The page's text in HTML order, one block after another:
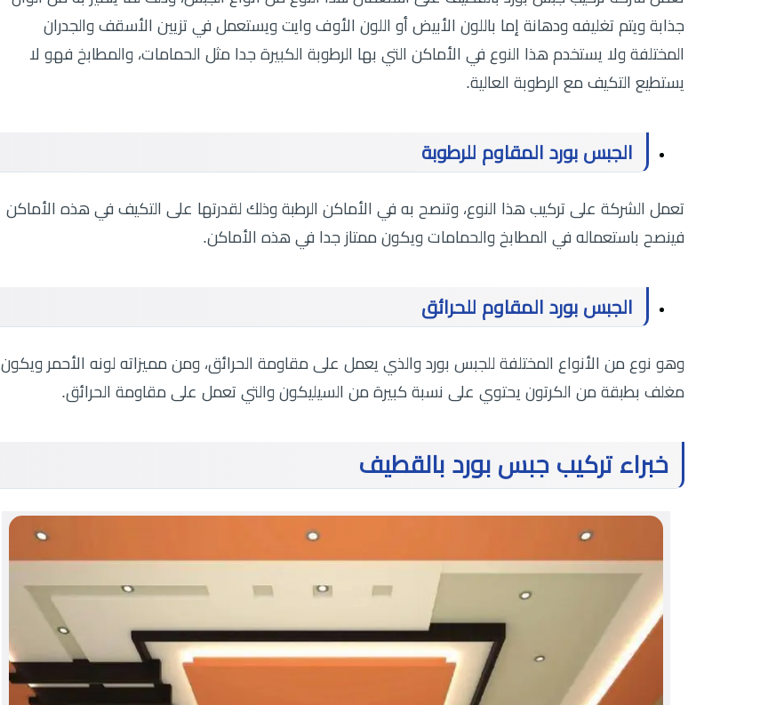
جذابة ويتم تغليفه ودهانة إما باللون الأبيض أو اللون الأوف وايت ويستعمل في تزيين الأسقف والجدران
المختلفة ولا يستخدم هذا النوع في الأماكن التي بها الرطوبة الكبيرة جدا مثل الحمامات، والمطابخ فهو لا
يستطيع التكيف مع الرطوبة العالية.
الجبس بورد المقاوم للرطوبة
تعمل الشركة على تركيب هذا النوع، وتنصح به في الأماكن الرطبة وذلك لقدرتها على التكيف في هذه الأماكن
فينصح باستعماله في المطابخ والحمامات ويكون ممتاز جدا في هذه الأماكن.
الجبس بورد المقاوم للحرائق
وهو نوع من الأنواع المختلفة للجبس بورد والذي يعمل على مقاومة الحرائق، ومن مميزاته لونه الأحمر ويكون
مغلف بطبقة من الكرتون يحتوي على نسبة كبيرة من السيليكون والتي تعمل على مقاومة الحرائق.
خبراء تركيب جبس بورد بالقطيف